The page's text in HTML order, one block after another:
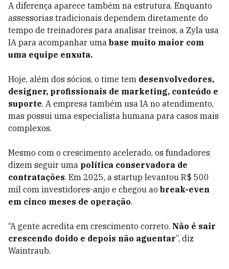
A diferença aparece também na estrutura. Enquanto
assessorias tradicionais dependem diretamente do
tempo de treinadores para analisar treinos, a Zyla usa
IA para acompanhar uma base muito maior com
uma equipe enxuta.
Hoje, além dos sócios, o time tem desenvolvedores,
designer, profissionais de marketing, conteúdo e
suporte. A empresa também usa IA no atendimento,
mas possui uma especialista humana para casos mais
complexos.
Mesmo com o crescimento acelerado, os fundadores
dizem seguir uma política conservadora de
contratações. Em 2025, a startup levantou R$ 500
mil com investidores-anjo e chegou ao break-even
em cinco meses de operação.
“A gente acredita em crescimento correto. Não é sair
crescendo doido e depois não aguentar”, diz
Waintraub.